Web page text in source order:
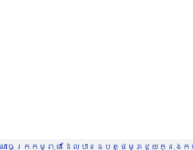
ាណាចក្រកម្ពុជា ដែលបានឧបត្ថម្ភជួយក្នុង